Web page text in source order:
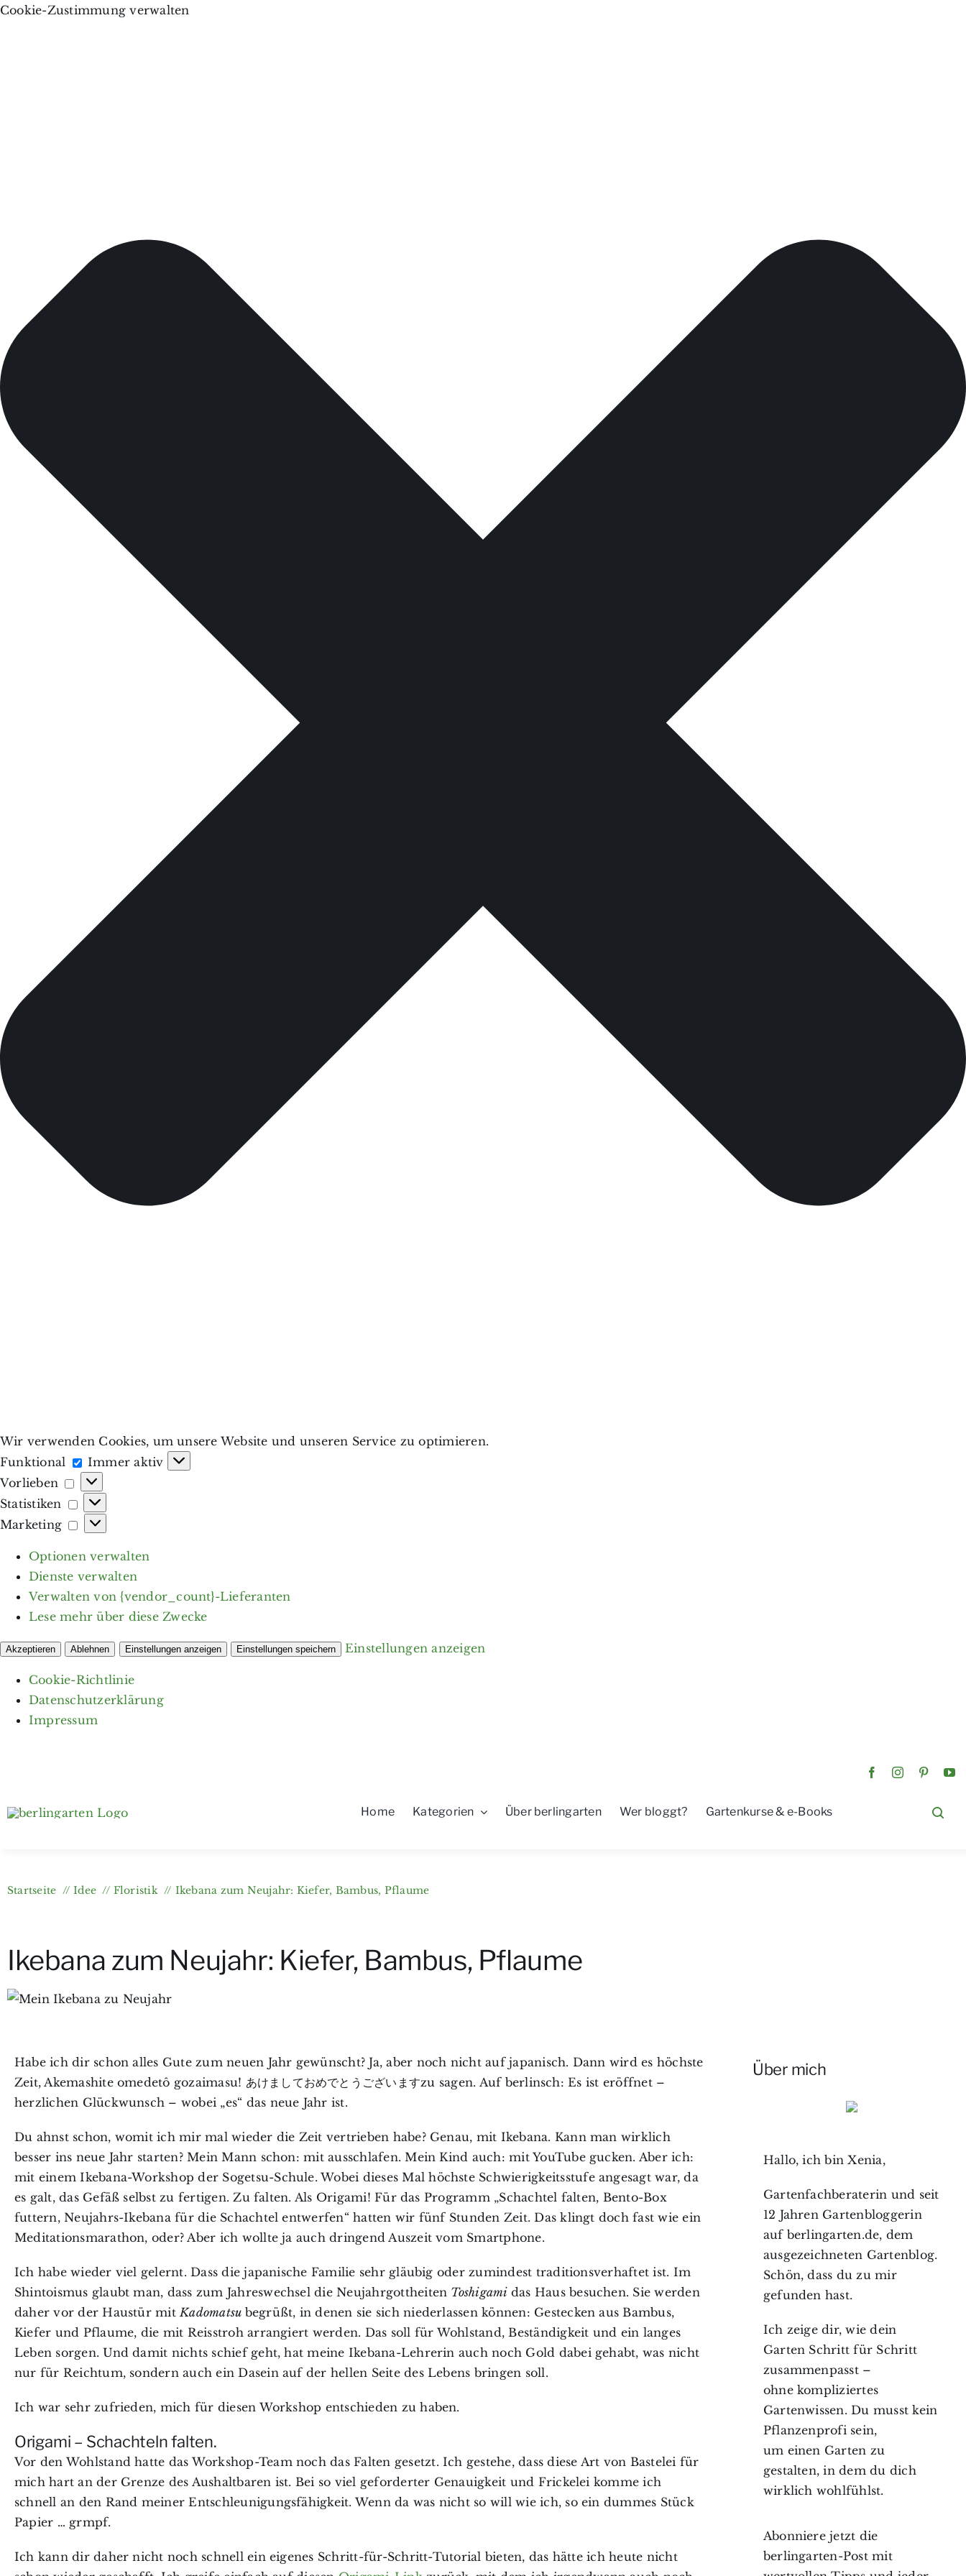
Cookie-Zustimmung verwalten
Wir verwenden Cookies, um unsere Website und unseren Service zu optimieren.
Funktional
Funktional
Immer aktiv
Vorlieben
Vorlieben
Statistiken
Statistiken
Marketing
Marketing
Optionen verwalten
Dienste verwalten
Verwalten von {vendor_count}-Lieferanten
Lese mehr über diese Zwecke
Akzeptieren Ablehnen Einstellungen anzeigen Einstellungen speichern Einstellungen anzeigen
Cookie-Richtlinie
Datenschutzerklärung
Impressum
Home Kategorien Über berlingarten Wer bloggt? Gartenkurse & e-Books
Startseite Idee Floristik Ikebana zum Neujahr: Kiefer, Bambus, Pflaume
Ikebana zum Neujahr: Kiefer, Bambus, Pflaume
Habe ich dir schon alles Gute zum neuen Jahr gewünscht? Ja, aber noch nicht auf japanisch. Dann wird es höchste
Zeit, Akemashite omedetô gozaimasu! あけましておめでとうございますzu sagen. Auf berlinsch: Es ist eröffnet –
herzlichen Glückwunsch – wobei „es“ das neue Jahr ist.
Du ahnst schon, womit ich mir mal wieder die Zeit vertrieben habe? Genau, mit Ikebana. Kann man wirklich
besser ins neue Jahr starten? Mein Mann schon: mit ausschlafen. Mein Kind auch: mit YouTube gucken. Aber ich:
mit einem Ikebana-Workshop der Sogetsu-Schule. Wobei dieses Mal höchste Schwierigkeitsstufe angesagt war, da
es galt, das Gefäß selbst zu fertigen. Zu falten. Als Origami! Für das Programm „Schachtel falten, Bento-Box
futtern, Neujahrs-Ikebana für die Schachtel entwerfen“ hatten wir fünf Stunden Zeit. Das klingt doch fast wie ein
Meditationsmarathon, oder? Aber ich wollte ja auch dringend Auszeit vom Smartphone.
Ich habe wieder viel gelernt. Dass die japanische Familie sehr gläubig oder zumindest traditionsverhaftet ist. Im
Shintoismus glaubt man, dass zum Jahreswechsel die Neujahrgottheiten Toshigami das Haus besuchen. Sie werden
daher vor der Haustür mit Kadomatsu begrüßt, in denen sie sich niederlassen können: Gestecken aus Bambus,
Kiefer und Pflaume, die mit Reisstroh arrangiert werden. Das soll für Wohlstand, Beständigkeit und ein langes
Leben sorgen. Und damit nichts schief geht, hat meine Ikebana-Lehrerin auch noch Gold dabei gehabt, was nicht
nur für Reichtum, sondern auch ein Dasein auf der hellen Seite des Lebens bringen soll.
Ich war sehr zufrieden, mich für diesen Workshop entschieden zu haben.
Origami – Schachteln falten.
Vor den Wohlstand hatte das Workshop-Team noch das Falten gesetzt. Ich gestehe, dass diese Art von Bastelei für
mich hart an der Grenze des Aushaltbaren ist. Bei so viel geforderter Genauigkeit und Frickelei komme ich
schnell an den Rand meiner Entschleunigungsfähigkeit. Wenn da was nicht so will wie ich, so ein dummes Stück
Papier … grmpf.
Ich kann dir daher nicht noch schnell ein eigenes Schritt-für-Schritt-Tutorial bieten, das hätte ich heute nicht
Über mich
Hallo, ich bin Xenia,
Gartenfachberaterin und seit
12 Jahren Gartenbloggerin
auf berlingarten.de, dem
ausgezeichneten Gartenblog.
Schön, dass du zu mir
gefunden hast.
Ich zeige dir, wie dein
Garten Schritt für Schritt
zusammenpasst –
ohne kompliziertes
Gartenwissen. Du musst kein
Pflanzenprofi sein,
um einen Garten zu
gestalten, in dem du dich
wirklich wohlfühlst.
Abonniere jetzt die
berlingarten-Post mit